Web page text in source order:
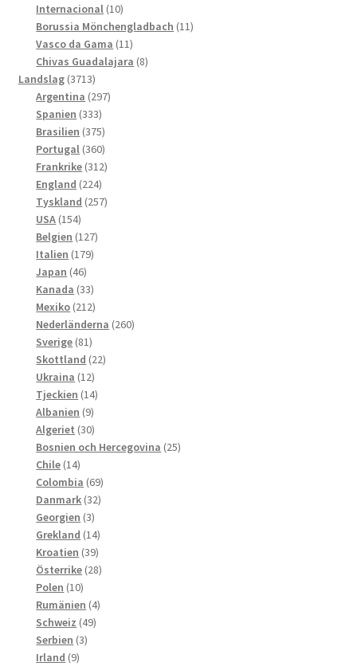
produkter
Internacional 1010
produkter
Borussia Mönchengladbach 1111
Vasco da Gama 1111
produkter
Chivas Guadalajara 88
Landslag 37133713
produkter
Argentina 297297
Spanien 333333
produkter
Brasilien 375375
produkter
Portugal 360360
produkter
Frankrike 312312
England 224224
produkter
Tyskland 257257
USA 154154
produkter
Belgien 127127
Italien 179179
Japan 4646
produkter
Kanada 3333
produkter
Mexiko 212212
produkter
Nederländerna 260260
Sverige 8181
produkter
Skottland 2222
Ukraina 1212
produkter
Tjeckien 1414
Albanien 99
produkter
Algeriet 3030
produkter
Bosnien och Hercegovina 2525
Chile 1414
produkter
Colombia 6969
produkter
Danmark 3232
Georgien 33
produkter
Grekland 1414
produkter
Kroatien 3939
produkter
Österrike 2828
Polen 1010
produkter
Rumänien 44
Schweiz 4949
Serbien 33
Irland 99